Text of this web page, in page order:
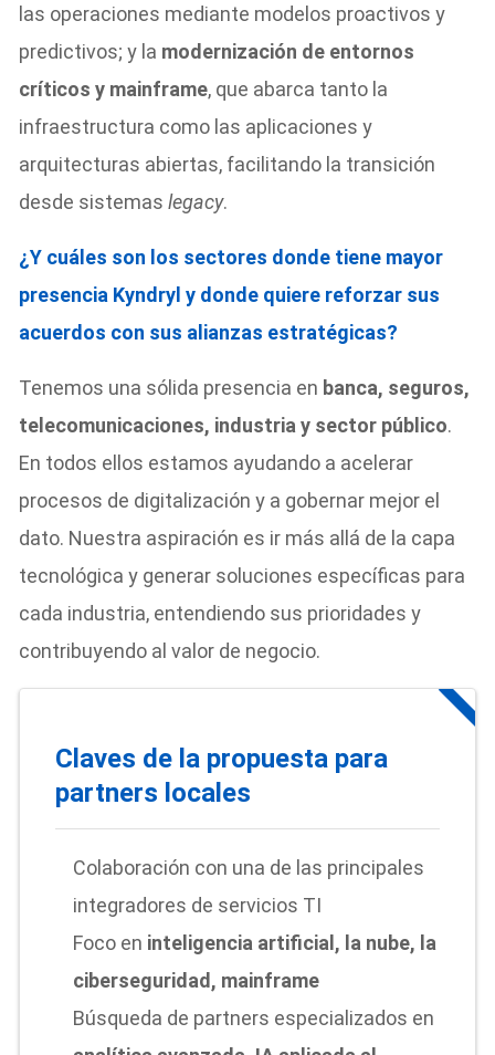
las operaciones mediante modelos proactivos y
predictivos; y la modernización de entornos
críticos y mainframe, que abarca tanto la
infraestructura como las aplicaciones y
arquitecturas abiertas, facilitando la transición
desde sistemaslegacy.
¿Y cuáles son los sectores donde tiene mayor
presencia Kyndryl y donde quiere reforzar sus
acuerdos con sus alianzas estratégicas?
Tenemos una sólida presencia en banca, seguros,
telecomunicaciones, industria y sector público.
En todos ellos estamos ayudando a acelerar
procesos de digitalización y a gobernar mejor el
dato. Nuestra aspiración es ir más allá de la capa
tecnológica y generar soluciones específicas para
cada industria, entendiendo sus prioridades y
contribuyendo al valor de negocio.
Claves de la propuesta para
partners locales
Colaboración con una de las principales
integradores de servicios TI
Foco en inteligencia artificial, la nube, la
ciberseguridad, mainframe
Búsqueda de partners especializados en